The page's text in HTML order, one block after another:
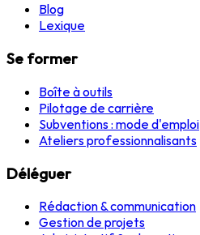
Blog
Lexique
Se former
Boîte à outils
Pilotage de carrière
Subventions : mode d'emploi
Ateliers professionnalisants
Déléguer
Rédaction & communication
Gestion de projets